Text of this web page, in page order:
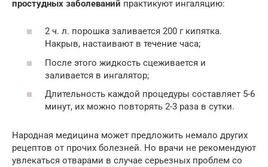
простудных заболеваний практикуют ингаляцию:
2 ч. л. порошка заливается 200 г кипятка.
Накрыв, настаивают в течение часа;
После этого жидкость сцеживается и
заливается в ингалятор;
Длительность каждой процедуры составляет 5-6
минут, их можно повторять 2-3 раза в сутки.
Народная медицина может предложить немало других
рецептов от прочих болезней. Но врачи не рекомендуют
увлекаться отварами в случае серьезных проблем со